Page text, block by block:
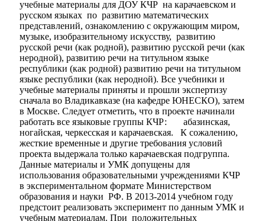
учебные материалы для ДОУ КЧР на карачаевском и
русском языках по развитию математических
представлений, ознакомлению с окружающим миром,
музыке, изобразительному искусству, развитию
русской речи (как родной), развитию русской речи (как
неродной), развитию речи на титульном языке
республики (как родной) развитию речи на титульном
языке республики (как неродной). Все учебники и
учебные материалы приняты и прошли экспертизу
сначала во Владикавказе (на кафедре ЮНЕСКО), затем
в Москве. Следует отметить, что в проекте начинали
работать все языковые группы КЧР: абазинская,
ногайская, черкесская и карачаевская. К сожалению,
жесткие временные и другие требования условий
проекта выдержала только карачаевская подгруппа.
Данные материалы и УМК допущены для
использования образовательными учреждениями КЧР
в экспериментальном формате Министерством
образования и науки РФ. В 2013-2014 учебном году
предстоит реализовать эксперимент по данным УМК и
учебным материалам. При положительных